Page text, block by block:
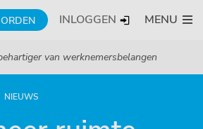
INLOGGEN MENU
van werknemersbelangen
NIEUWS